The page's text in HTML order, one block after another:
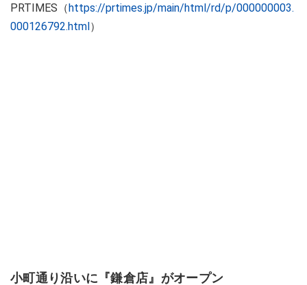
PRTIMES（https://prtimes.jp/main/html/rd/p/000000003.
000126792.html）
小町通り沿いに『鎌倉店』がオープン